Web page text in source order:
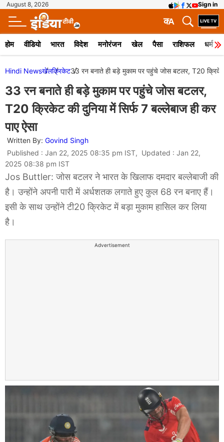
August 8, 2026 Sign in
A
क
होम वीडियो भारत विदेश मनोरंजन खेल पैसा राशिफल धर्म
Hindi Newsखेलक्रिकेट33 रन बनाते ही बड़े मुकाम पर पहुंचे जोस बटलर, T20 क्रिकेट
33 रन बनाते ही बड़े मुकाम पर पहुंचे जोस बटलर,
T20 क्रिकेट की दुनिया में सिर्फ 7 बल्लेबाज ही कर
पाए ऐसा
Written By: Govind Singh
Published : Jan 22, 2025 08:35 pm IST, Updated : Jan 22,
2025 08:38 pm IST
Jos Buttler: जोस बटलर ने भारत के खिलाफ दमदार बल्लेबाजी की
है। उन्होंने अपनी पारी में अर्धशतक लगाते हुए कुल 68 रन बनाए हैं।
इसी के साथ उन्होंने टी20 क्रिकेट में बड़ा मुकाम हासिल कर लिया
है।
Advertisement